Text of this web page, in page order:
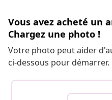
Vous avez acheté un
Chargez une photo !
Votre photo peut aider
ci-dessous pour démarrer.